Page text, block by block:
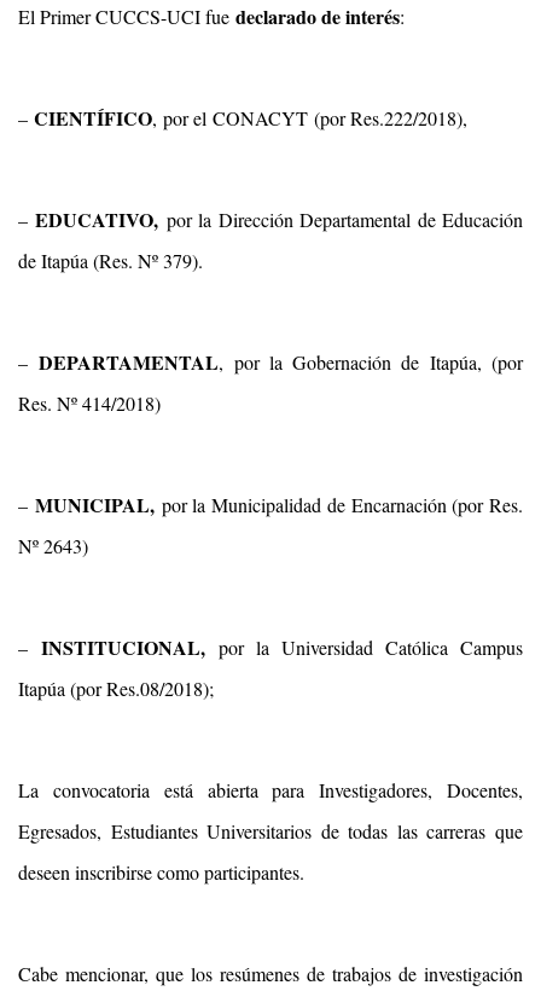
El Primer CUCCS-UCI fue declarado de interés:
– CIENTÍFICO, por el CONACYT (por Res.222/2018),
–EDUCATIVO, por la Dirección Departamental de Educación
de Itapúa (Res. Nº 379).
–DEPARTAMENTAL, por la Gobernación de Itapúa, (por
Res. Nº 414/2018)
– MUNICIPAL,por la Municipalidad de Encarnación (por Res.
Nº 2643)
– INSTITUCIONAL, por la Universidad Católica Campus
Itapúa (por Res.08/2018);
La convocatoria está abierta para Investigadores, Docentes,
Egresados, Estudiantes Universitarios de todas las carreras que
deseen inscribirse como participantes.
Cabe mencionar, que los resúmenes de trabajos de investigación